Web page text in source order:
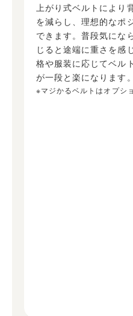
上がり式ベルトにより
を減らし、理想的なポ
できます。普段気にな
じると途端に重さを感
格や服装に応じてベル
が一段と楽になります。
※マジかるベルトはオプシ